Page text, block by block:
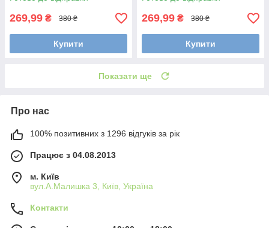
269,99 ₴ 380 ₴
Купити
269,99 ₴ 380 ₴
Купити
Показати ще
Про нас
100% позитивних з 1296 відгуків за рік
Працює з 04.08.2013
м. Київ
вул.А.Малишка 3, Київ, Україна
Контакти